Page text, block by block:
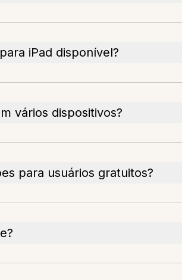
iPad disponível?
vários dispositivos?
para usuários gratuitos?